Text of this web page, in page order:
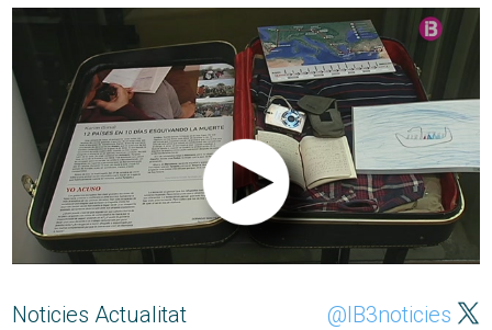
Noticies Actualitat @IB3noticies